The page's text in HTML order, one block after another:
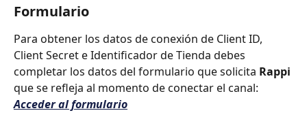
Formulario
Para obtener los datos de conexión de Client ID,
Client SecreteIdentificador de Tienda debes
completar los datos del formulario que solicita Rappi
que se refleja al momento de conectar el canal:
Acceder al formulario